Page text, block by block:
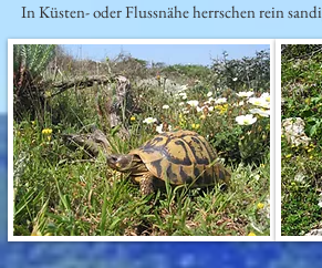
In Küsten- oder Flussnähe herrschen rein